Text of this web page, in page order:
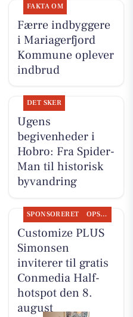
FAKTA OM
Færre indbyggere
i Mariagerfjord
Kommune oplever
indbrud
DET SKER
Ugens
begivenheder i
Hobro: Fra Spider-
Man til historisk
byvandring
SPONSORERET OPSLAGSTAVLEN
Customize PLUS
Simonsen
inviterer til gratis
Conmedia Half-
hotspot den 8.
august